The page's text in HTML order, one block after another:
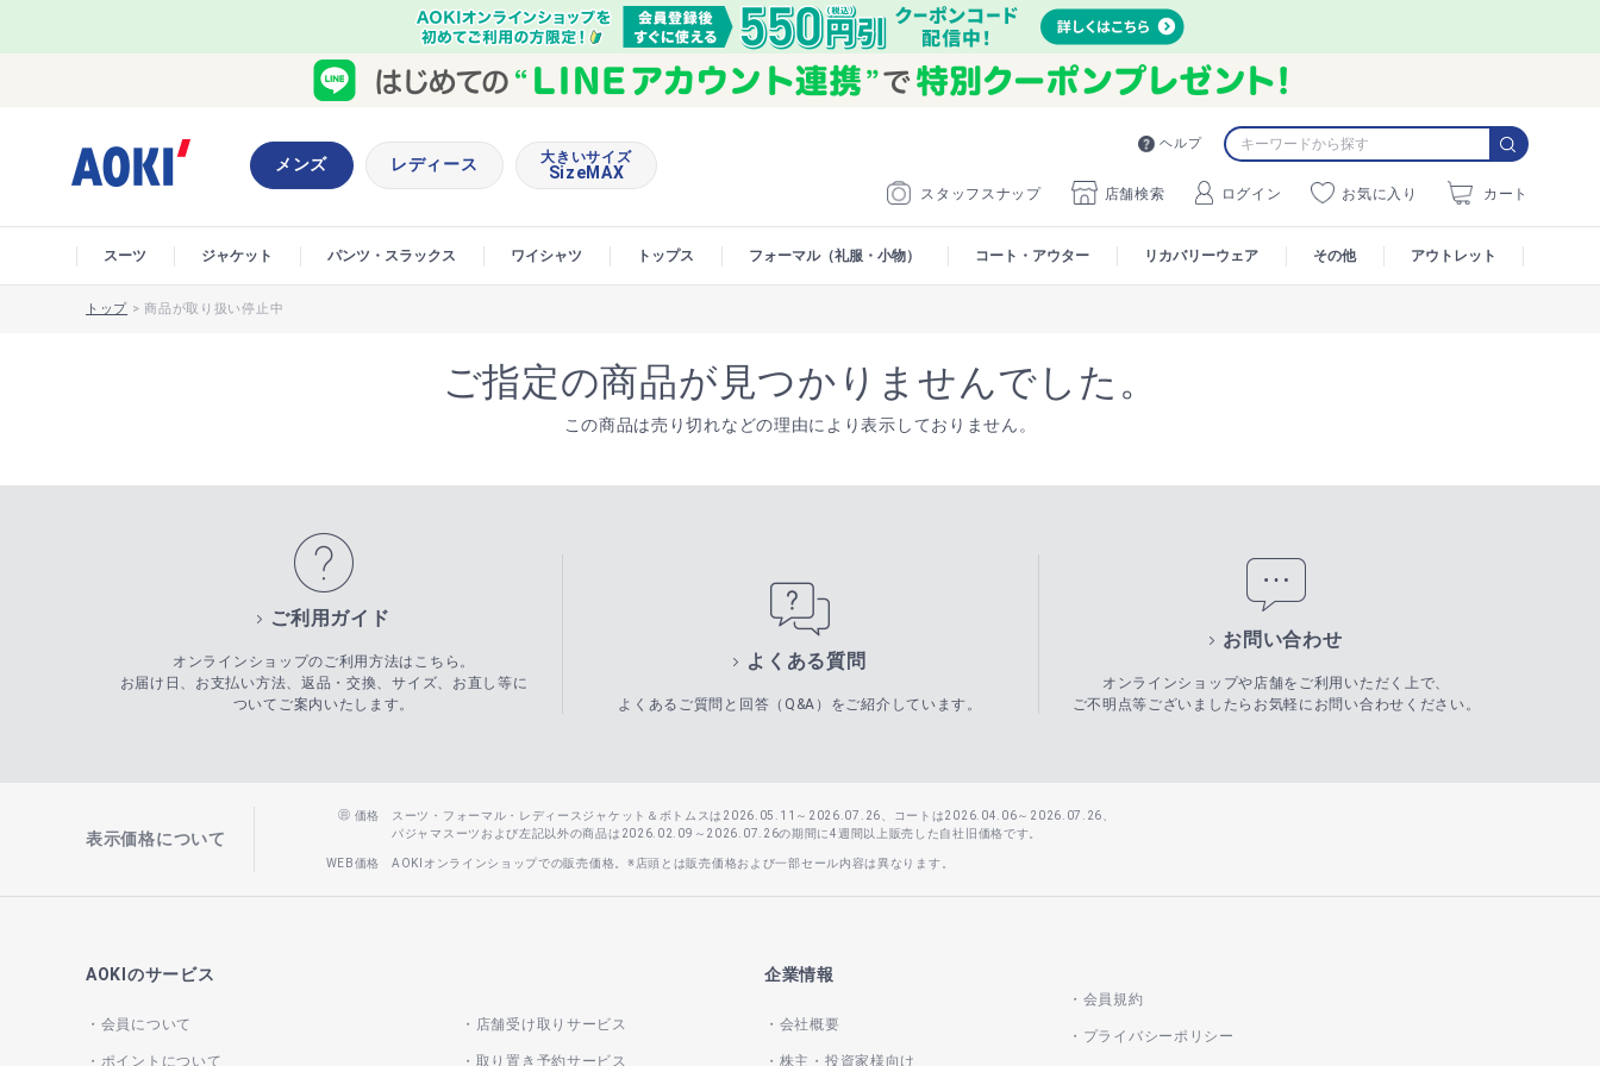
ヘルプ
スタッフスナップ 店舗検索 ログイン お気に入り カート
メンズ レディース 大きいサイズ
SizeMAX
スーツ ジャケット パンツ・スラックス ワイシャツ トップス フォーマル（礼服・小物） コート・アウター リカバリーウェア その他 アウトレット
トップ >商品が取り扱い停止中
ご指定の商品が見つかりませんでした。
この商品は売り切れなどの理由により表示しておりません。
ご利用ガイド
オンラインショップのご利用方法はこちら。
お届け日、お支払い方法、返品・交換、サイズ、お直し等に
ついてご案内いたします。
よくある質問
よくあるご質問と回答（Q&A）をご紹介しています。
お問い合わせ
オンラインショップや店舗をご利用いただく上で、
ご不明点等ございましたらお気軽にお問い合わせください。
表示価格について
価格
スーツ・フォーマル・レディースジャケット＆ボトムスは2026.05.11～2026.07.26、コートは2026.04.06～2026.07.26、
パジャマスーツおよび左記以外の商品は2026.02.09～2026.07.26の期間に4週間以上販売した自社旧価格です。
WEB価格 AOKIオンラインショップでの販売価格。※店頭とは販売価格および一部セール内容は異なります。
AOKIのサービス
会員について
ポイントについて
店舗受け取りサービス
取り置き予約サービス
企業情報
会社概要
株主・投資家様向け
会員規約
プライバシーポリシー